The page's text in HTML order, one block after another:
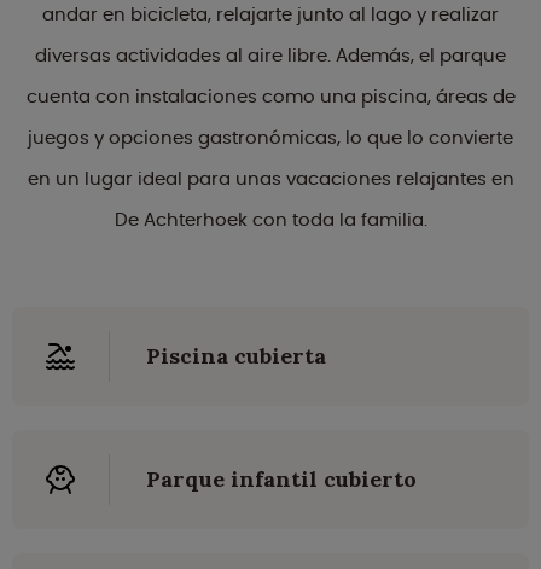
andar en bicicleta, relajarte junto al lago y realizar
diversas actividades al aire libre. Además, el parque
cuenta con instalaciones como una piscina, áreas de
juegos y opciones gastronómicas, lo que lo convierte
en un lugar ideal para unas vacaciones relajantes en
De Achterhoek con toda la familia.
Piscina cubierta
Parque infantil cubierto